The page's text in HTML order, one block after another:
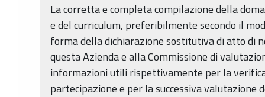
La corretta e completa compilazione della
e del curriculum, preferibilmente secondo il
forma della dichiarazione sostitutiva di atto di
questa Azienda e alla Commissione di
informazioni utili rispettivamente per la
partecipazione e per la successiva valutazione